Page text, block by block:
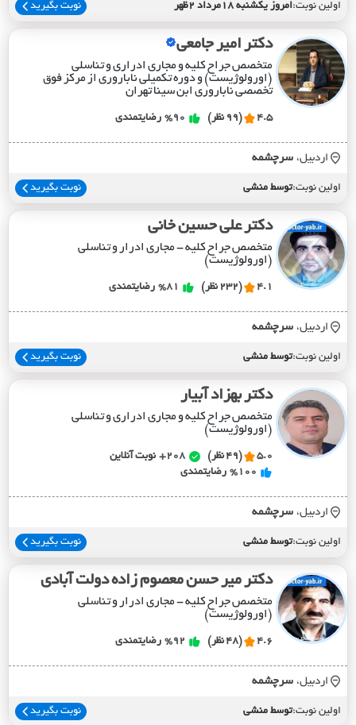
اولین نوبت:امروز یکشنبه 18مرداد 2ظهر نوبت بگیرید
دکتر امیر جامعی
متخصص جراح کلیه و مجاری ادراری و تناسلی
(اورولوژیست) و دوره تکمیلی ناباروری از مرکز فوق
تخصصی ناباروری ابن سینا تهران
4.5 (99 نظر) %90 رضایتمندی
اردبیل، سرچشمه
اولین نوبت:توسط منشی نوبت بگیرید
دکتر علی حسین خانی
متخصص جراح کلیه - مجاری ادرار و تناسلی
(اورولوژیست)
4.1 (232 نظر) %81 رضایتمندی
اردبیل، سرچشمه
اولین نوبت:توسط منشی نوبت بگیرید
دکتر بهزاد آبیار
متخصص جراح کلیه و مجاری ادراری و تناسلی
(اورولوژیست)
5.0 (49 نظر) 208+
نوبت آنلاین
%100 رضایتمندی
اردبیل، سرچشمه
اولین نوبت:توسط منشی نوبت بگیرید
دکتر میر حسن معصوم زاده دولت آبادی
متخصص جراح کلیه - مجاری ادرار و تناسلی
(اورولوژیست)
4.6 (48 نظر) %92 رضایتمندی
اردبیل، سرچشمه
اولین نوبت:توسط منشی نوبت بگیرید